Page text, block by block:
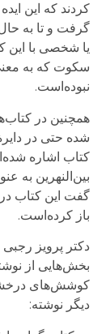
کردند که این
گرفت و تا به
یا شخصی با این
سکوت که به
نبوده‌است.
همچنین در
شده حتی در
کتاب اشاره
بین‌النهرین به
گفت این کتاب
باز کرده‌است.
دکتر پرویز
بخش‌هایی از
دیگر نوشته: